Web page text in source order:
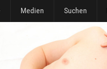
Medien Suchen